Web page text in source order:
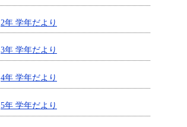
2年 学年だより
3年 学年だより
4年 学年だより
5年 学年だより